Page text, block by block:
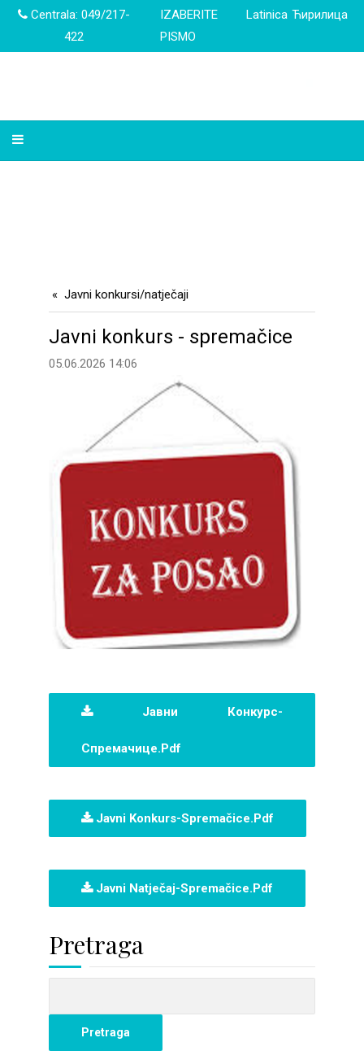
Centrala: 049/217-
422
IZABERITE
PISMO
Latinica Ћирилица
Javni konkursi/natječaji
Javni konkurs - spremačice
05.06.2026 14:06
Јавни Конкурс-
Спремачице.pdf
Javni Konkurs-Spremačice.pdf
Javni Natječaj-Spremačice.pdf
Pretraga